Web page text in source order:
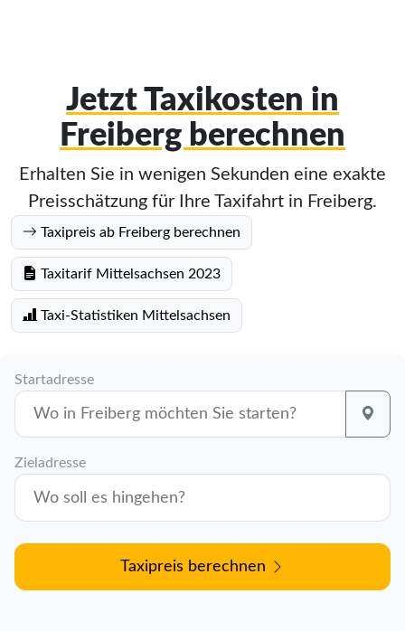
Jetzt Taxikosten in
Freiberg berechnen
Erhalten Sie in wenigen Sekunden eine exakte
Preisschätzung für Ihre Taxifahrt in Freiberg.
Taxipreis ab Freiberg berechnen
Taxitarif Mittelsachsen 2023
Taxi-Statistiken Mittelsachsen
Startadresse
Zieladresse
Taxipreis berechnen